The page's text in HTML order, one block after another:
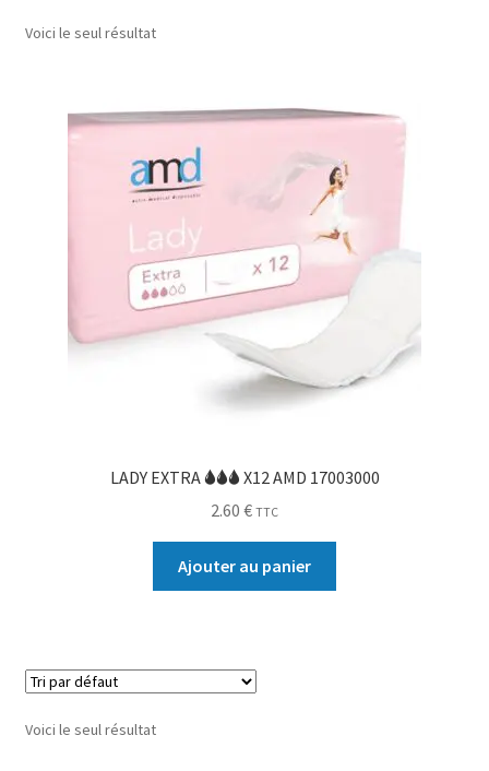
Voici le seul résultat
LADY EXTRA 🌢🌢🌢 X12 AMD 17003000
2.60 € TTC
Ajouter au panier
Voici le seul résultat